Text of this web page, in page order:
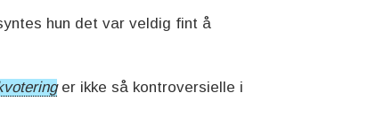
hun det var veldig fint å
er ikke så kontroversielle i